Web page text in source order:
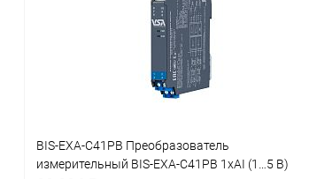
BIS-EXA-C41PB Преобразователь
измерительный BIS-EXA-C41PB 1хAI (1…5 В)